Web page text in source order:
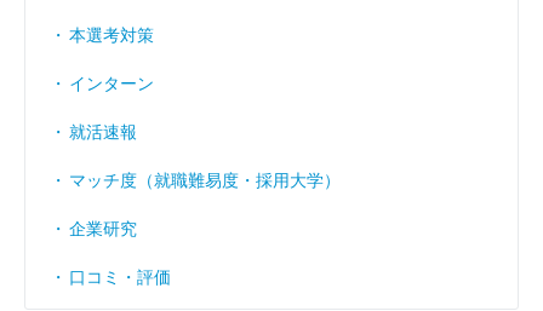
経常利益率 （％）
本選考対策
インターン
就活速報
マッチ度（就職難易度・採用大学）
企業研究
口コミ・評価